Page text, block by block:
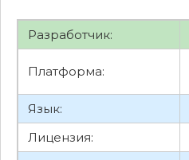
Разработчик:
Платформа:
Язык:
Лицензия: